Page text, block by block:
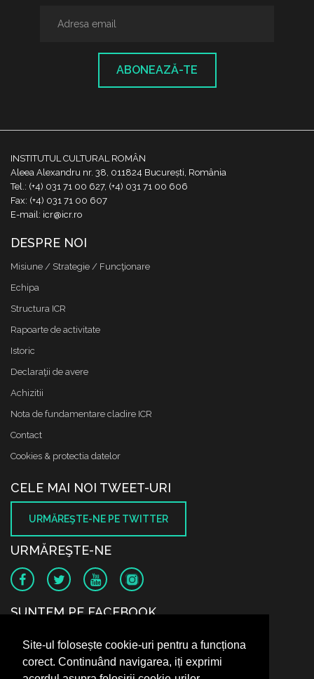
Site-ul folosește cookie-uri pentru a funcționa
corect. Continuând navigarea, iți exprimi
ABONEAZĂ-TE
INSTITUTUL CULTURAL ROMÂN
Aleea Alexandru nr. 38, 011824 București, România
Tel.: (+4) 031 71 00 627, (+4) 031 71 00 606
Fax: (+4) 031 71 00 607
E-mail: icr@icr.ro
DESPRE NOI
Misiune / Strategie / Funcţionare
Echipa
Structura ICR
Rapoarte de activitate
Istoric
Declaraţii de avere
Achizitii
Nota de fundamentare cladire ICR
Contact
Cookies & protectia datelor
CELE MAI NOI TWEET-URI
URMĂREŞTE-NE PE TWITTER
URMĂREŞTE-NE
SUNTEM PE FACEBOOK